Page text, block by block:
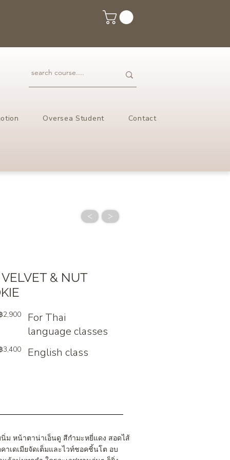
Oversea Student Contact
< >
VELVET & NUT
For Thai
language classes
2,900
English class
3,400
ม หน้าตาน่าเอ็นดู สีกำมะหยี่แดง สอดไส้
าเดเมียจัดเต็มและไวท์ชอคชิ้นโต อบ